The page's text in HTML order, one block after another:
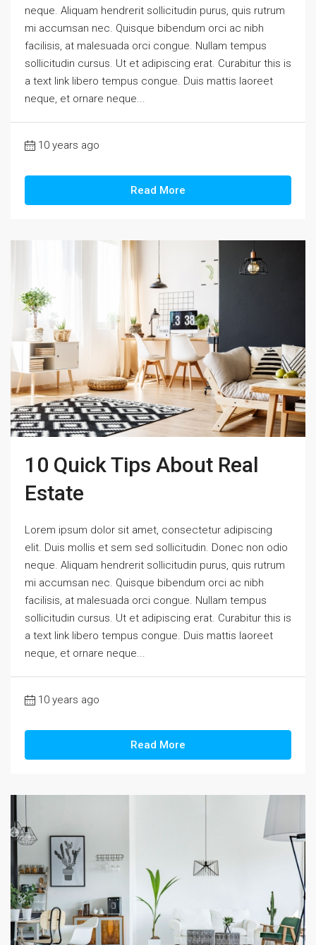
neque. Aliquam hendrerit sollicitudin purus, quis rutrum
mi accumsan nec. Quisque bibendum orci ac nibh
facilisis, at malesuada orci congue. Nullam tempus
sollicitudin cursus. Ut et adipiscing erat. Curabitur this is
a text link libero tempus congue. Duis mattis laoreet
neque, et ornare neque...
10 years ago
Read More
10 Quick Tips About Real
Estate
Lorem ipsum dolor sit amet, consectetur adipiscing
elit. Duis mollis et sem sed sollicitudin. Donec non odio
neque. Aliquam hendrerit sollicitudin purus, quis rutrum
mi accumsan nec. Quisque bibendum orci ac nibh
facilisis, at malesuada orci congue. Nullam tempus
sollicitudin cursus. Ut et adipiscing erat. Curabitur this is
a text link libero tempus congue. Duis mattis laoreet
neque, et ornare neque...
10 years ago
Read More